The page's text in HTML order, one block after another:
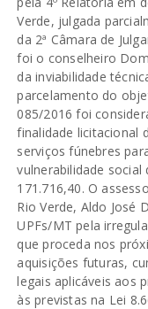
Verde, julgada
da 2ª Câmara de
foi o conselheiro
da inviabilidade
parcelamento do
085/2016 foi
finalidade licitacional
serviços fúnebres
vulnerabilidade
171.716,40. O
Rio Verde, Aldo José
UPFs/MT pela
que proceda nos
aquisições futuras,
legais aplicáveis aos
às previstas na Lei